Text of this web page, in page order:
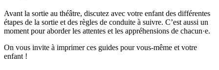
Avant la sortie au théâtre, discutez avec votre enfant des différentes
étapes de la sortie et des règles de conduite à suivre. C’est aussi un
moment pour aborder les attentes et les appréhensions de chacun·e.
On vous invite à imprimer ces guides pour vous-même et votre
enfant !